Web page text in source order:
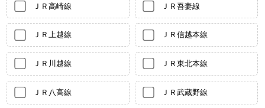
ＪＲ高崎線 ＪＲ吾妻線
ＪＲ上越線 ＪＲ信越本線
ＪＲ川越線 ＪＲ東北本線
ＪＲ八高線 ＪＲ武蔵野線